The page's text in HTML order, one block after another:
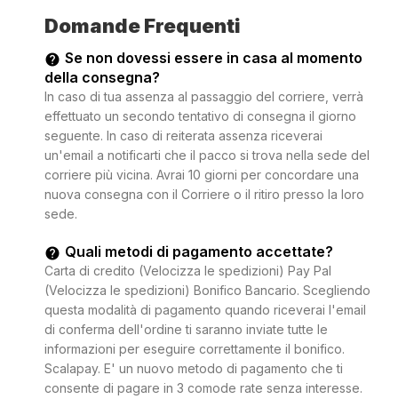
Domande Frequenti
Se non dovessi essere in casa al momento
della consegna?
In caso di tua assenza al passaggio del corriere, verrà
effettuato un secondo tentativo di consegna il giorno
seguente. In caso di reiterata assenza riceverai
un'email a notificarti che il pacco si trova nella sede del
corriere più vicina. Avrai 10 giorni per concordare una
nuova consegna con il Corriere o il ritiro presso la loro
sede.
Quali metodi di pagamento accettate?
Carta di credito (Velocizza le spedizioni) Pay Pal
(Velocizza le spedizioni) Bonifico Bancario. Scegliendo
questa modalità di pagamento quando riceverai l'email
di conferma dell'ordine ti saranno inviate tutte le
informazioni per eseguire correttamente il bonifico.
Scalapay. E' un nuovo metodo di pagamento che ti
consente di pagare in 3 comode rate senza interesse.